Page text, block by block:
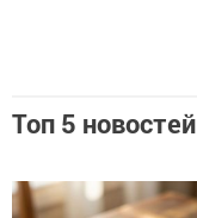
Топ 5 новостей